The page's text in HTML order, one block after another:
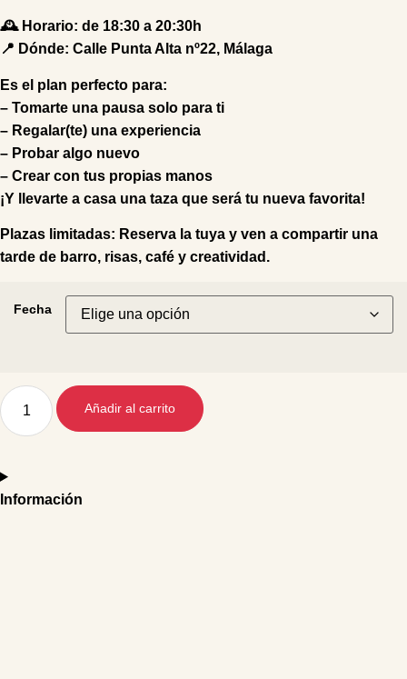
🕰 Horario: de 18:30 a 20:30h
📍 Dónde: Calle Punta Alta nº22, Málaga
Es el plan perfecto para:
– Tomarte una pausa solo para ti
– Regalar(te) una experiencia
– Probar algo nuevo
– Crear con tus propias manos
¡Y llevarte a casa una taza que será tu nueva favorita!
Plazas limitadas: Reserva la tuya y ven a compartir una
tarde de barro, risas, café y creatividad.
Fecha
Añadir al carrito
Información